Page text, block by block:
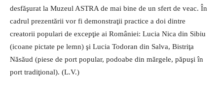
desfăşurat la Muzeul ASTRA de mai bine de un sfert de veac. În
cadrul prezentării vor fi demonstraţii practice a doi dintre
creatorii populari de excepţie ai României: Lucia Nica din Sibiu
(icoane pictate pe lemn) şi Lucia Todoran din Salva, Bistriţa
Năsăud (piese de port popular, podoabe din mărgele, păpuşi în
port tradiţional). (L.V.)